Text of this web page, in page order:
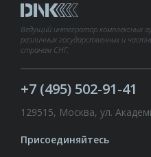
Ведущий интегратор комплексных
различных государственных и
странам СНГ.
+7 (495) 502-91-41
129515, Москва, ул.
Присоединяйтесь